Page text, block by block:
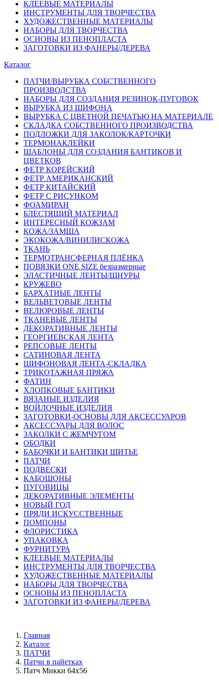
КЛЕЕВЫЕ МАТЕРИАЛЫ
ИНСТРУМЕНТЫ ДЛЯ ТВОРЧЕСТВА
ХУДОЖЕСТВЕННЫЕ МАТЕРИАЛЫ
НАБОРЫ ДЛЯ ТВОРЧЕСТВА
ОСНОВЫ ИЗ ПЕНОПЛАСТА
ЗАГОТОВКИ ИЗ ФАНЕРЫ/ДЕРЕВА
Каталог
ПАТЧИ/ВЫРУБКА СОБСТВЕННОГО
ПРОИЗВОДСТВА
НАБОРЫ ДЛЯ СОЗДАНИЯ РЕЗИНОК-ПУГОВОК
ВЫРУБКА ИЗ ШИФОНА
ВЫРУБКА С ЦВЕТНОЙ ПЕЧАТЬЮ НА МАТЕРИАЛЕ
СКЛАДКА СОБСТВЕННОГО ПРОИЗВОДСТВА
ПОДЛОЖКИ ДЛЯ ЗАКОЛОК/КАРТОЧКИ
ТЕРМОНАКЛЕЙКИ
ШАБЛОНЫ ДЛЯ СОЗДАНИЯ БАНТИКОВ И
ЦВЕТКОВ
ФЕТР КОРЕЙСКИЙ
ФЕТР АМЕРИКАНСКИЙ
ФЕТР КИТАЙСКИЙ
ФЕТР С РИСУНКОМ
ФОАМИРАН
БЛЕСТЯЩИЙ МАТЕРИАЛ
ИНТЕРЕСНЫЙ КОЖЗАМ
КОЖА/ЗАМША
ЭКОКОЖА/ВИНИЛИСКОЖА
ТКАНЬ
ТЕРМОТРАНСФЕРНАЯ ПЛЁНКА
ПОВЯЗКИ ONE SIZE безразмерные
ЭЛАСТИЧНЫЕ ЛЕНТЫ/ШНУРЫ
КРУЖЕВО
БАРХАТНЫЕ ЛЕНТЫ
ВЕЛЬВЕТОВЫЕ ЛЕНТЫ
ВЕЛЮРОВЫЕ ЛЕНТЫ
ТКАНЕВЫЕ ЛЕНТЫ
ДЕКОРАТИВНЫЕ ЛЕНТЫ
ГЕОРГИЕВСКАЯ ЛЕНТА
РЕПСОВЫЕ ЛЕНТЫ
САТИНОВАЯ ЛЕНТА
ШИФОНОВАЯ ЛЕНТА-СКЛАДКА
ТРИКОТАЖНАЯ ПРЯЖА
ФАТИН
ХЛОПКОВЫЕ БАНТИКИ
ВЯЗАНЫЕ ИЗДЕЛИЯ
ВОЙЛОЧНЫЕ ИЗДЕЛИЯ
ЗАГОТОВКИ-ОСНОВЫ ДЛЯ АКСЕССУАРОВ
АКСЕССУАРЫ ДЛЯ ВОЛОС
ЗАКОЛКИ С ЖЕМЧУГОМ
ОБОДКИ
БАБОЧКИ И БАНТИКИ ШИТЬЕ
ПАТЧИ
ПОДВЕСКИ
КАБОШОНЫ
ПУГОВИЦЫ
ДЕКОРАТИВНЫЕ ЭЛЕМЕНТЫ
НОВЫЙ ГОД
ПРЯДИ ИСКУССТВЕННЫЕ
ПОМПОНЫ
ФЛОРИСТИКА
УПАКОВКА
ФУРНИТУРА
КЛЕЕВЫЕ МАТЕРИАЛЫ
ИНСТРУМЕНТЫ ДЛЯ ТВОРЧЕСТВА
ХУДОЖЕСТВЕННЫЕ МАТЕРИАЛЫ
НАБОРЫ ДЛЯ ТВОРЧЕСТВА
ОСНОВЫ ИЗ ПЕНОПЛАСТА
ЗАГОТОВКИ ИЗ ФАНЕРЫ/ДЕРЕВА
Главная
Каталог
ПАТЧИ
Патчи в пайетках
Патч Микки 64х56